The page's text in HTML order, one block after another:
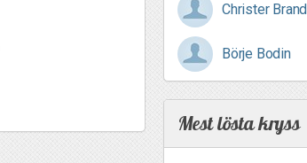
Christer
Börje Bodin
Mest lösta kryss